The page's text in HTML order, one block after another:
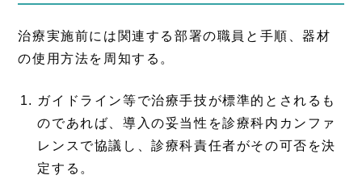
治療実施前には関連する部署の職員と手順、器材
の使用方法を周知する。
ガイドライン等で治療手技が標準的とされるも
のであれば、導入の妥当性を診療科内カンファ
レンスで協議し、診療科責任者がその可否を決
定する。